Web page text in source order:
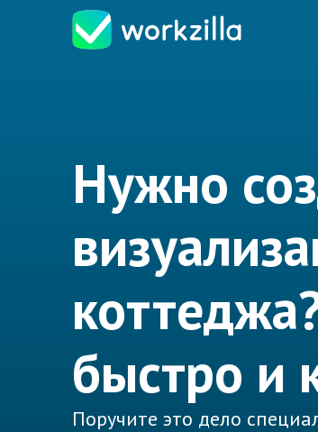
Нужно
быстро и
Поручите это дело